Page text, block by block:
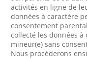
activités en ligne de
données à caractère
consentement
collecté les données à
mineur(e) sans
Nous procéderons